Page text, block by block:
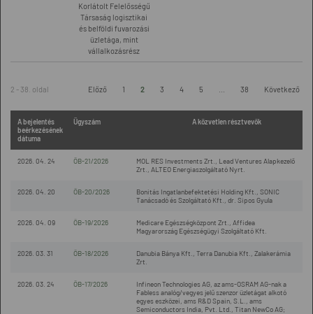
Korlátolt Felelősségű
Társaság logisztikai
és belföldi fuvarozási
üzletága, mint
vállalkozásrész
2 - 38. oldal Előző 1 2 3 4 5 38 Következő
A bejelentés
beérkezésének
dátuma
Ügyszám A közvetlen résztvevők
2026. 04. 24 ÖB-21/2026
MOL RES Investments Zrt., Lead Ventures Alapkezelő
Zrt., ALTEO Energiaszolgáltató Nyrt.
2026. 04. 20 ÖB-20/2026
Bonitás Ingatlanbefektetési Holding Kft., SONIC
Tanácsadó és Szolgáltató Kft., dr. Sipos Gyula
2026. 04. 09 ÖB-19/2026
Medicare Egészségközpont Zrt., Affidea
Magyarország Egészségügyi Szolgáltató Kft.
2026. 03. 31 ÖB-18/2026
Danubia Bánya Kft., Terra Danubia Kft., Zalakerámia
Zrt.
2026. 03. 24 ÖB-17/2026
Infineon Technologies AG, az ams-OSRAM AG-nak a
Fabless analóg/vegyes jelű szenzor üzletágat alkotó
egyes eszközei, ams R&D Spain, S.L., ams
Semiconductors India, Pvt. Ltd., Titan NewCo AG;